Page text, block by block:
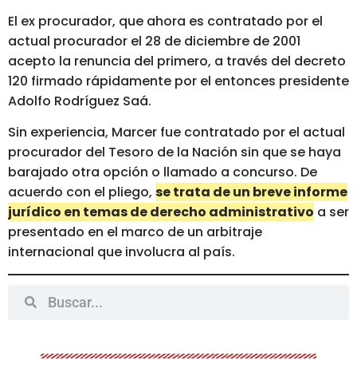
El ex procurador, que ahora es contratado por el
actual procurador el 28 de diciembre de 2001
acepto la renuncia del primero, a través del decreto
120 firmado rápidamente por el entonces presidente
Adolfo Rodríguez Saá.
Sin experiencia, Marcer fue contratado por el actual
procurador del Tesoro de la Nación sin que se haya
barajado otra opción o llamado a concurso. De
acuerdo con el pliego, se trata de un breve informe
jurídico en temas de derecho administrativo a ser
presentado en el marco de un arbitraje
internacional que involucra al país.